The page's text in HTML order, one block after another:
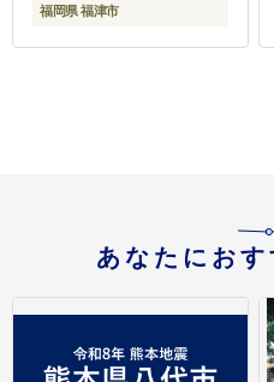
福岡県 福津市
あなたにお